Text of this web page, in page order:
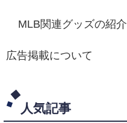
MLB関連グッズの紹介
広告掲載について
人気記事